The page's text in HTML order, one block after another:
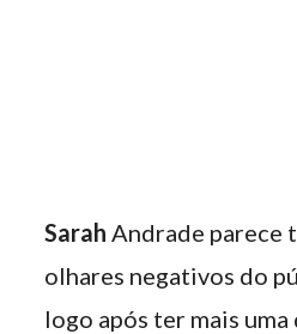
SarahAndrade parece
olhares negativos do
logo após ter mais